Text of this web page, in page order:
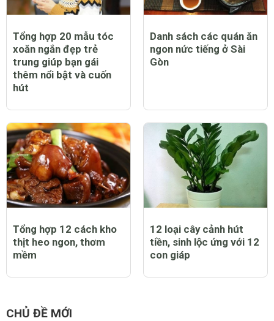
Tổng hợp 20 mẫu tóc
xoăn ngắn đẹp trẻ
trung giúp bạn gái
thêm nổi bật và cuốn
hút
Danh sách các quán ăn
ngon nức tiếng ở Sài
Gòn
Tổng hợp 12 cách kho
thịt heo ngon, thơm
mềm
12 loại cây cảnh hút
tiền, sinh lộc ứng với 12
con giáp
CHỦ ĐỀ MỚI